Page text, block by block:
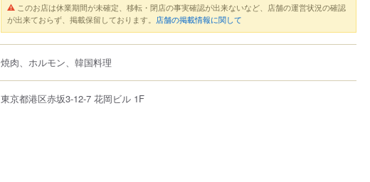
このお店は休業期間が未確定、移転・閉店の事実確認が出来ないなど、店舗の運営状況の確認
が出来ておらず、掲載保留しております。 店舗の掲載情報に関して
焼肉、ホルモン、韓国料理
東京都港区赤坂3-12-7 花岡ビル 1F